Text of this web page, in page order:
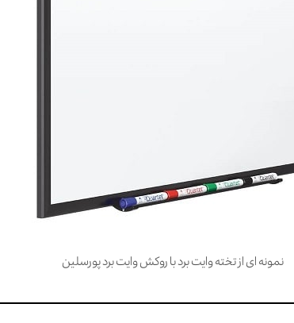
نمونه ای از تخته وایت برد با روکش وایت برد پورسلین